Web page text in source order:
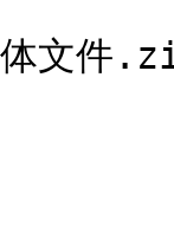
文件